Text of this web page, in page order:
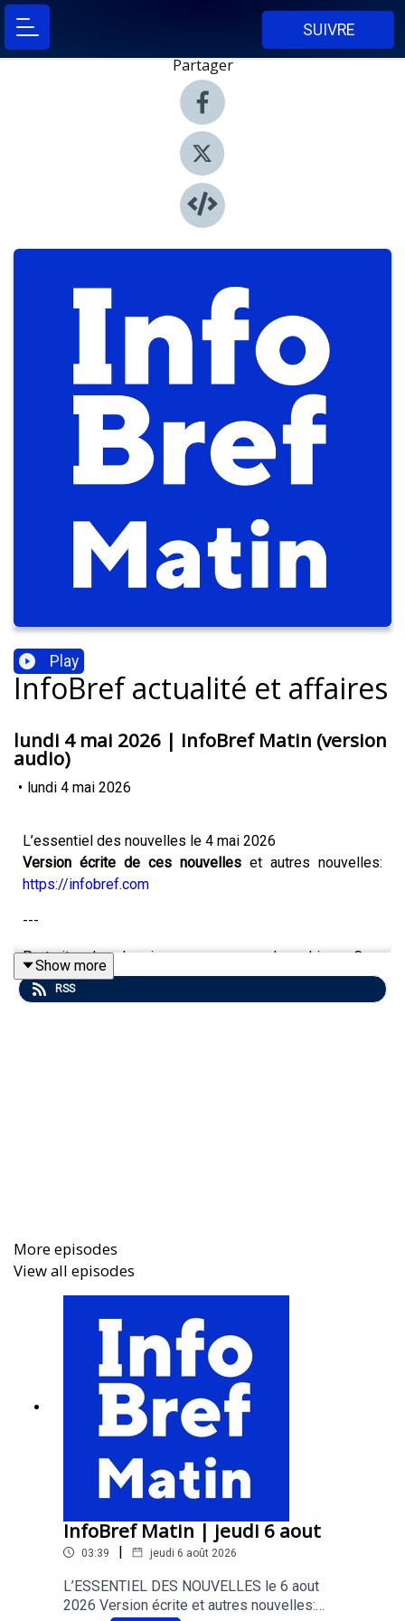
SUIVRE
Partager
Play
InfoBref actualité et affaires
lundi 4 mai 2026 | InfoBref Matin (version
audio)
• lundi 4 mai 2026
L’essentiel des nouvelles le 4 mai 2026
Version écrite de ces nouvelles et autres nouvelles:
https://infobref.com
---
Portrait de la jeune pousse Josephine Care
http://infobref.com/jeqi-centech-josephinecare-2026-05
plateformes de balado:
Acheter de la publicitédans ce balado:
https://infobref.com/pub/balado
Commentaires et suggestionsà l’animateur Patrick
editeur@infobref.com
Show more
RSS
More episodes
View all episodes
InfoBref Matin | jeudi 6 aout
03:39 | jeudi 6 août 2026
L’ESSENTIEL DES NOUVELLES le 6 aout
2026 Version écrite et autres nouvelles: